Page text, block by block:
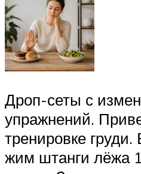
Дроп-сеты с
упражнений.
тренировке
жим штанги лёжа